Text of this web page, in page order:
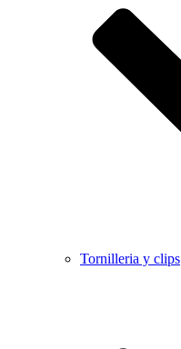
Tornilleria y clips